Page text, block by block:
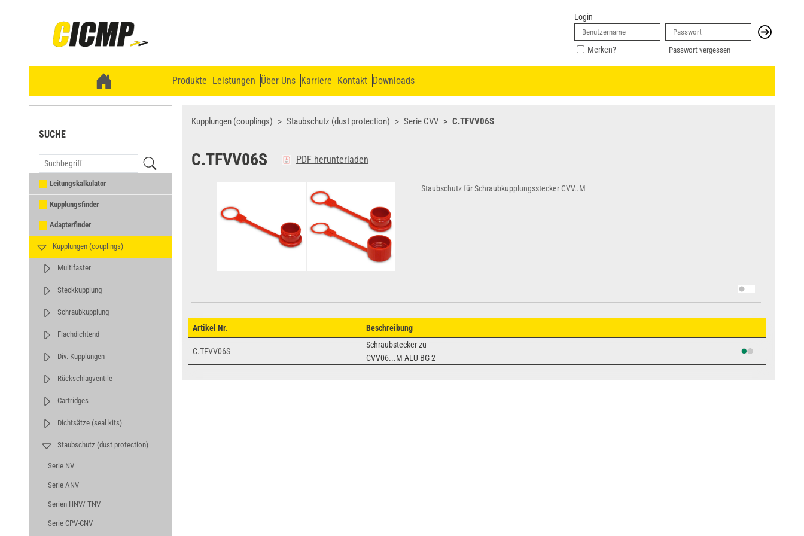
Login
Merken? Passwort vergessen
Produkte Leistungen Über Uns Karriere Kontakt Downloads
SUCHE
Leitungskalkulator
Kupplungsfinder
Adapterfinder
Kupplungen (couplings)
Multifaster
Steckkupplung
Schraubkupplung
Flachdichtend
Div. Kupplungen
Rückschlagventile
Cartridges
Dichtsätze (seal kits)
Staubschutz (dust protection)
Serie NV
Serie ANV
Serien HNV/ TNV
Serie CPV-CNV
Kupplungen (couplings) Staubschutz (dust protection) Serie CVV C.TFVV06S
C.TFVV06S PDF herunterladen
Staubschutz für Schraubkupplungsstecker CVV..M
Artikel Nr. Beschreibung
C.TFVV06S
Schraubstecker zu
CVV06...M ALU BG 2